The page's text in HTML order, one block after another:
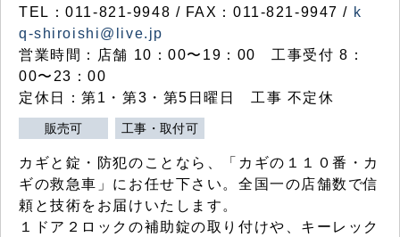
TEL：011-821-9948 / FAX：011-821-9947 / k
q-shiroishi@live.jp
営業時間：店舗 10：00〜19：00 工事受付 8：
00〜23：00
定休日：第1・第3・第5日曜日 工事 不定休
販売可 工事・取付可
カギと錠・防犯のことなら、「カギの１１０番・カ
ギの救急車」にお任せ下さい。全国一の店舗数で信
頼と技術をお届けいたします。
１ドア２ロックの補助錠の取り付けや、キーレック